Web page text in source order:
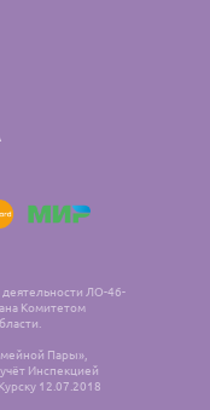
ЛО-46-
Комитетом
Пары»,
Инспекцией
12.07.2018